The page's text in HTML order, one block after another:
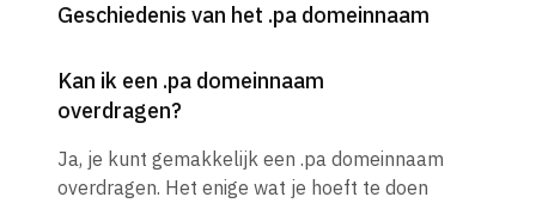
Geschiedenis van het .pa domeinnaam
Kan ik een .pa domeinnaam
overdragen?
Ja, je kunt gemakkelijk een .pa domeinnaam
overdragen. Het enige wat je hoeft te doen